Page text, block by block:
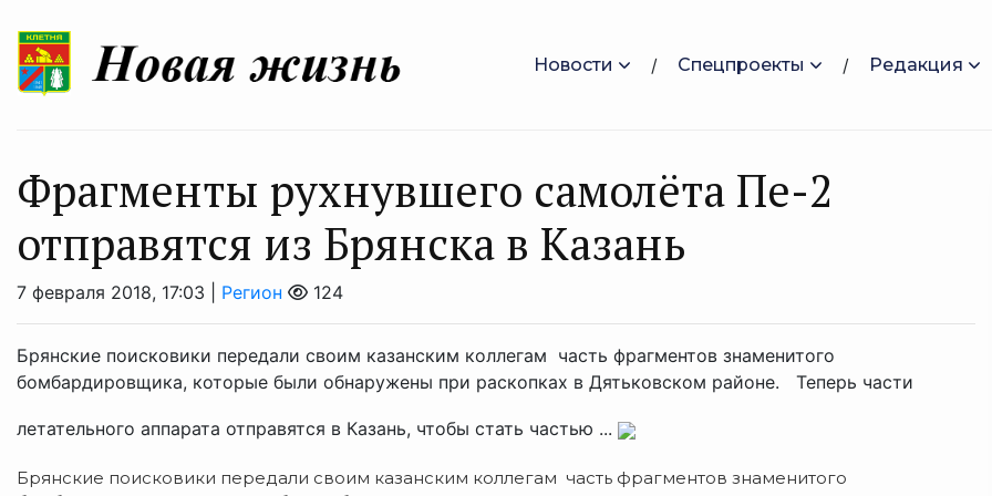
Новости Спецпроекты Редакция
Фрагменты рухнувшего самолёта Пе-2
отправятся из Брянска в Казань
7 февраля 2018, 17:03 | Регион 124
Брянские поисковики передали своим казанским коллегам часть фрагментов знаменитого
бомбардировщика, которые были обнаружены при раскопках в Дятьковском районе. Теперь части
летательного аппарата отправятся в Казань, чтобы стать частью ...
Брянские поисковики передали своим казанским коллегам часть фрагментов знаменитого